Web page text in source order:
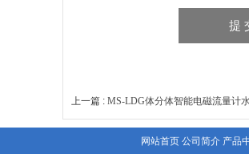
上一篇 : MS-LDG体分体智能电磁流量计
网站首页 公司简介 产品